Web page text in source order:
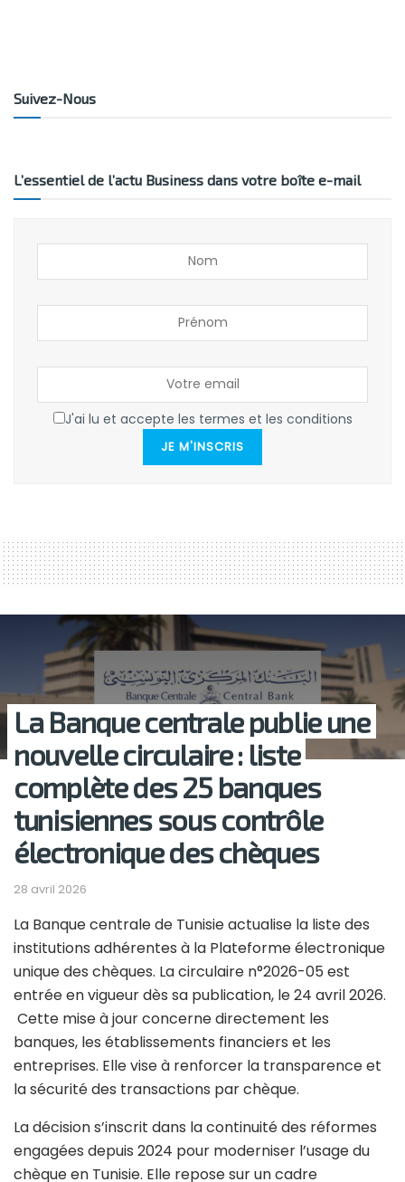
Suivez-Nous
L’essentiel de l’actu Business dans votre boîte e-mail
J'ai lu et accepte les termes et les conditions
JE M'INSCRIS
La Banque centrale publie une
nouvelle circulaire : liste
complète des 25 banques
tunisiennes sous contrôle
électronique des chèques
28 avril 2026
La Banque centrale de Tunisie actualise la liste des
institutions adhérentes à la Plateforme électronique
unique des chèques. La circulaire n°2026-05 est
entrée en vigueur dès sa publication, le 24 avril 2026.
Cette mise à jour concerne directement les
banques, les établissements financiers et les
entreprises. Elle vise à renforcer la transparence et
la sécurité des transactions par chèque.
La décision s’inscrit dans la continuité des réformes
engagées depuis 2024 pour moderniser l’usage du
chèque en Tunisie. Elle repose sur un cadre